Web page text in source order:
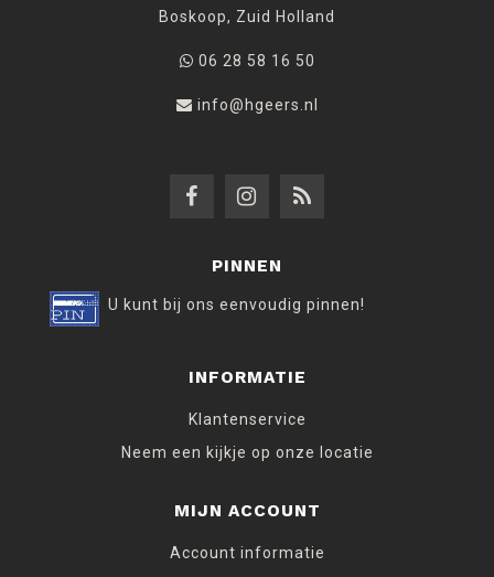
Boskoop, Zuid Holland
06 28 58 16 50
info@hgeers.nl
PINNEN
U kunt bij ons eenvoudig pinnen!
INFORMATIE
Klantenservice
Neem een kijkje op onze locatie
MIJN ACCOUNT
Account informatie